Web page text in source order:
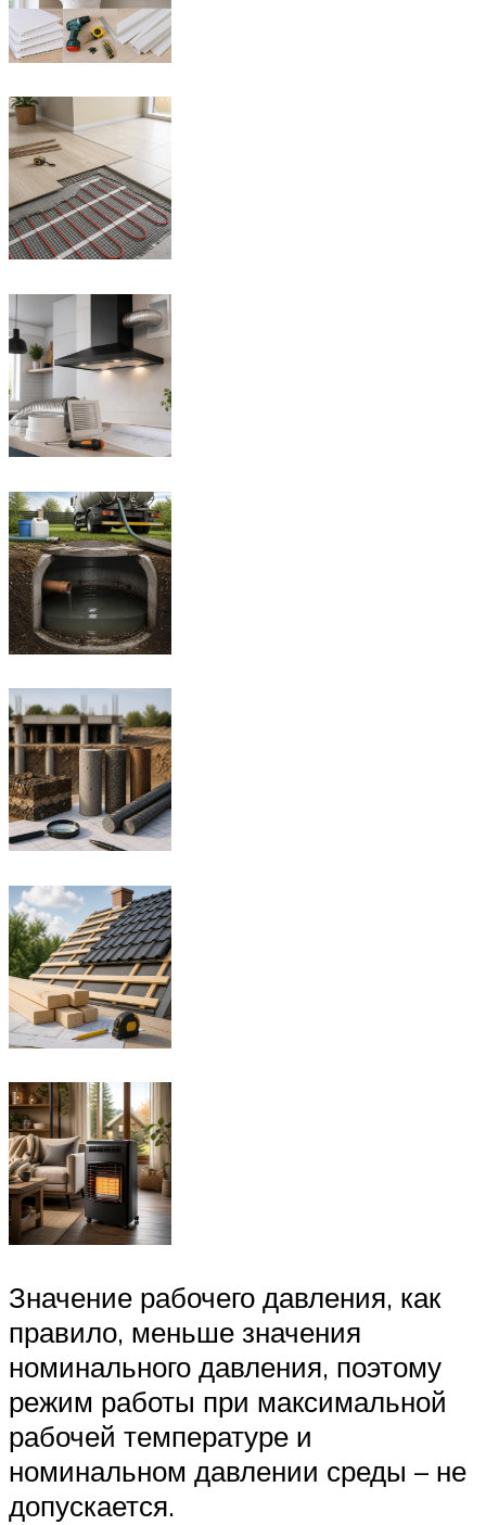
Значение рабочего давления, как
правило, меньше значения
номинального давления, поэтому
режим работы при максимальной
рабочей температуре и
номинальном давлении среды – не
допускается.